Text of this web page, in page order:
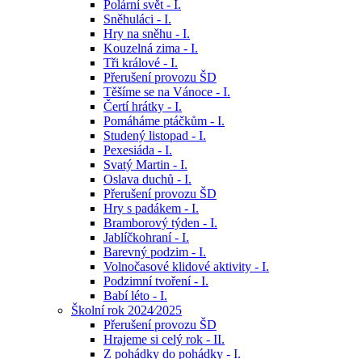
Polární svět - I.
Sněhuláci - I.
Hry na sněhu - I.
Kouzelná zima - I.
Tři králové - I.
Přerušení provozu ŠD
Těšíme se na Vánoce - I.
Čertí hrátky - I.
Pomáháme ptáčkům - I.
Studený listopad - I.
Pexesiáda - I.
Svatý Martin - I.
Oslava duchů - I.
Přerušení provozu ŠD
Hry s padákem - I.
Bramborový týden - I.
Jablíčkohraní - I.
Barevný podzim - I.
Volnočasové klidové aktivity - I.
Podzimní tvoření - I.
Babí léto - I.
Školní rok 2024⁄2025
Přerušení provozu ŠD
Hrajeme si celý rok - II.
Z pohádky do pohádky - I.